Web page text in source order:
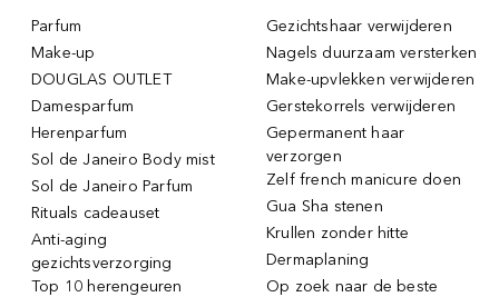
Parfum
Make-up
DOUGLAS OUTLET
Damesparfum
Herenparfum
Sol de Janeiro Body mist
Sol de Janeiro Parfum
Rituals cadeauset
Anti-aging
gezichtsverzorging
Top 10 herengeuren
Gezichtshaar verwijderen
Nagels duurzaam versterken
Make-upvlekken verwijderen
Gerstekorrels verwijderen
Gepermanent haar
verzorgen
Zelf french manicure doen
Gua Sha stenen
Krullen zonder hitte
Dermaplaning
Op zoek naar de beste